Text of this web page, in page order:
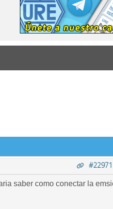
#22971
saber como conectar la